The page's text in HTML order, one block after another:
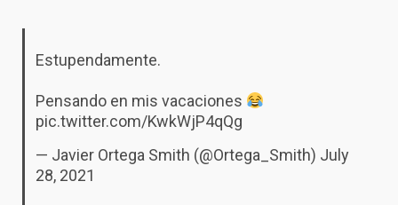
Estupendamente.
Pensando en mis vacaciones
pic.twitter.com/KwkWjP4qQg
— Javier Ortega Smith (@Ortega_Smith) July
28, 2021